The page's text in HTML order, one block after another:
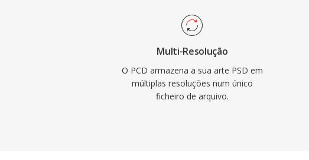
Multi-Resolução
O PCD armazena a sua arte PSD em
múltiplas resoluções num único
ficheiro de arquivo.